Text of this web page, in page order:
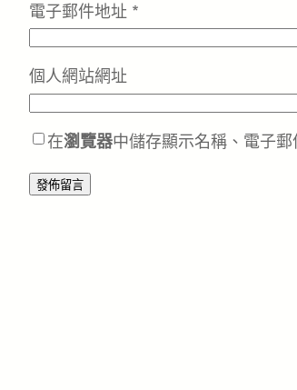
電子郵件地址 *
個人網站網址
在瀏覽器中儲存顯示名稱、電子